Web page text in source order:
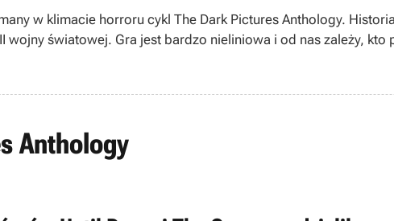
w klimacie horroru cykl The Dark Pictures Anthology.
światowej. Gra jest bardzo nieliniowa i od nas zależy, kto
Anthology